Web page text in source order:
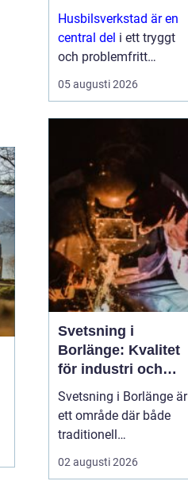
Husbilsverkstad är en
central del i ett tryggt
och problemfritt
husbilsliv. När en husbil
används som både
05 augusti 2026
Svetsning i
Borlänge: Kvalitet
för industri och
konstruktion
Svetsning i Borlänge är
ett område där både
traditionell
verkstadsindustri och
moderna
02 augusti 2026